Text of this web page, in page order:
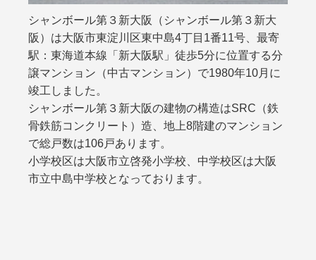
シャンボール第３新大阪（シャンボール第３新大
阪）は大阪市東淀川区東中島4丁目1番11号、最寄
駅：東海道本線「新大阪駅」徒歩5分に位置する分
譲マンション（中古マンション）で1980年10月に
竣工しました。
シャンボール第３新大阪の建物の構造はSRC（鉄
骨鉄筋コンクリート）造、地上8階建のマンション
で総戸数は106戸あります。
小学校区は大阪市立啓発小学校、中学校区は大阪
市立中島中学校となっております。